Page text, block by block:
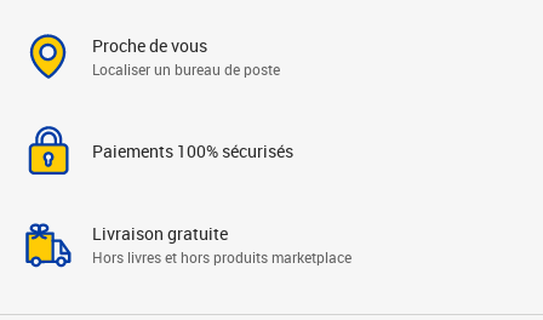
Proche de vous
Localiser un bureau de poste
Paiements 100% sécurisés
Livraison gratuite
Hors livres et hors produits marketplace